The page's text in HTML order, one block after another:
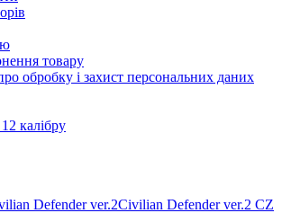
товару
обробку і захист персональних даних
калібру
Defender ver.2Civilian Defender ver.2 CZ